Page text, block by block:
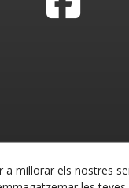
millorar els nostres